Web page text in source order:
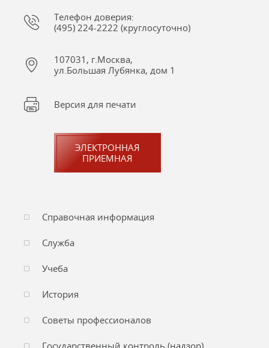
Телефон доверия:
(495) 224-2222 (круглосуточно)
107031, г.Москва,
ул.Большая Лубянка, дом 1
Версия для печати
ЭЛЕКТРОННАЯ
ПРИЕМНАЯ
Справочная информация
Служба
Учеба
История
Советы профессионалов
Государственный контроль (надзор)